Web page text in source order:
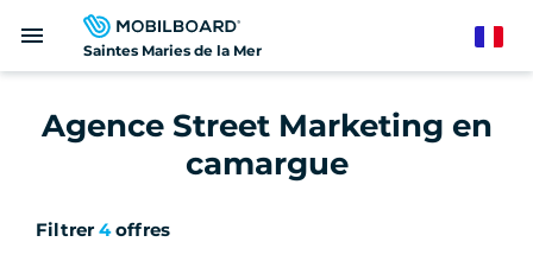
Saintes Maries de la Mer
menu
Agence Street Marketing en
camargue
Filtrer4offres